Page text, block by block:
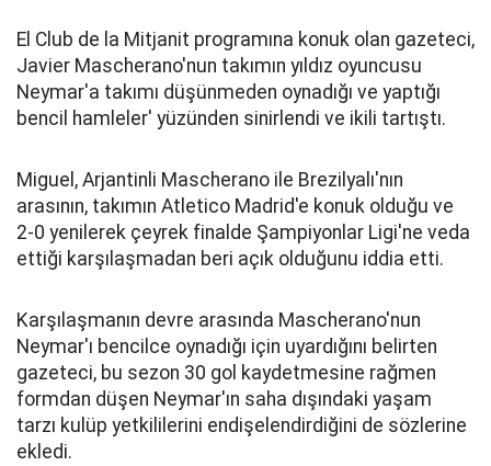
El Club de la Mitjanit programına konuk olan gazeteci,
Javier Mascherano'nun takımın yıldız oyuncusu
Neymar'a takımı düşünmeden oynadığı ve yaptığı
bencil hamleler' yüzünden sinirlendi ve ikili tartıştı.
Miguel, Arjantinli Mascherano ile Brezilyalı'nın
arasının, takımın Atletico Madrid'e konuk olduğu ve
2-0 yenilerek çeyrek finalde Şampiyonlar Ligi'ne veda
ettiği karşılaşmadan beri açık olduğunu iddia etti.
Karşılaşmanın devre arasında Mascherano'nun
Neymar'ı bencilce oynadığı için uyardığını belirten
gazeteci, bu sezon 30 gol kaydetmesine rağmen
formdan düşen Neymar'ın saha dışındaki yaşam
tarzı kulüp yetkililerini endişelendirdiğini de sözlerine
ekledi.